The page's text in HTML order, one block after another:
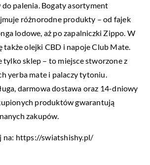
palenia. Bogaty asortyment
różnorodne produkty – od fajek
lodowe, aż po zapalniczki Zippo. W
także olejki CBD i napoje Club Mate.
tylko sklep – to miejsce stworzone z
yerba mate i palaczy tytoniu.
darmowa dostawa oraz 14-dniowy
produktów gwarantują
zakupów.
na: https://swiatshishy.pl/